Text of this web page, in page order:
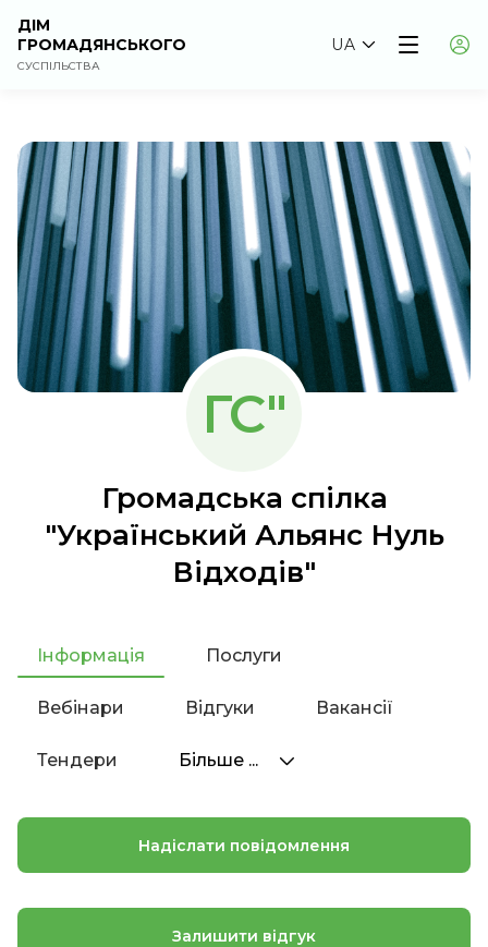
ДІМ
ГРОМАДЯНСЬКОГО
СУСПІЛЬСТВА
UA
ГС"
Громадська спілка
"Український Альянс Нуль
Відходів"
Інформація Послуги
Вебінари Відгуки Вакансії
Тендери Більше ...
Надіслати повідомлення
Залишити відгук